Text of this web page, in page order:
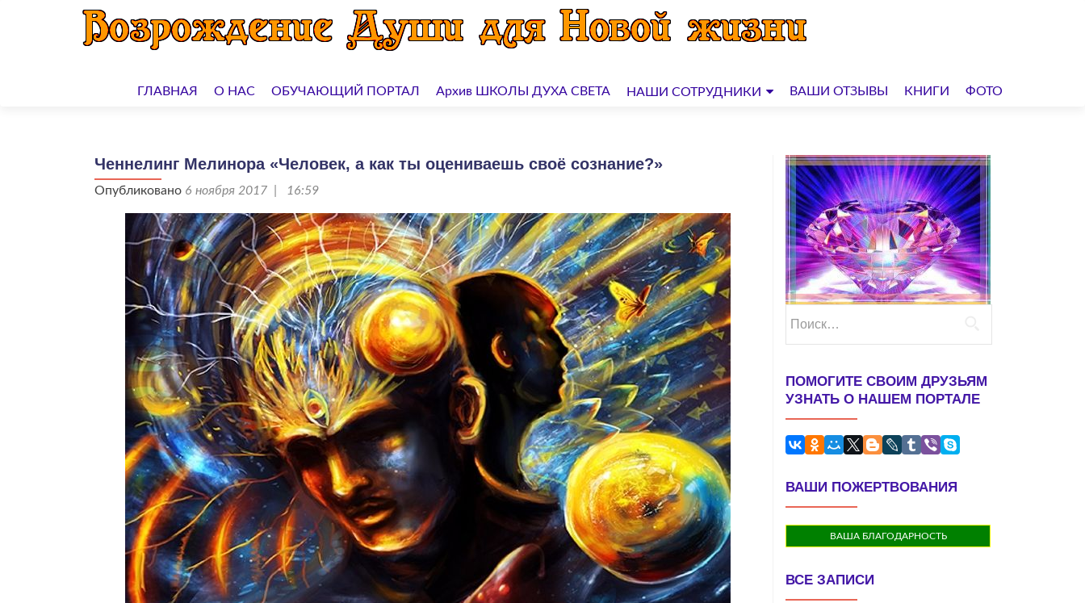
кГЛАВНАЯ О НАС ОБУЧАЮЩИЙ ПОРТАЛ Архив ШКОЛЫ ДУХА СВЕТА НАШИ СОТРУДНИКИ ВАШИ ОТЗЫВЫ КНИГИ ФОТО
Ченнелинг Мелинора «Человек, а как ты оцениваешь своё сознание?»
Опубликовано 6 ноября 2017 | 16:59
ПОМОГИТЕ СВОИМ ДРУЗЬЯМ
УЗНАТЬ О НАШЕМ ПОРТАЛЕ
ВАШИ ПОЖЕРТВОВАНИЯ
ВАША БЛАГОДАРНОСТЬ
ВСЕ ЗАПИСИ